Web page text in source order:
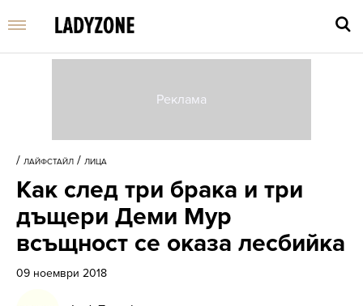
/ ЛАЙФСТАЙЛ / ЛИЦА
Как след три брака и три
дъщери Деми Мур
всъщност се оказа лесбийка
09 ноември 2018